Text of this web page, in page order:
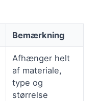
Bemærkning
Afhænger helt
af materiale,
type og
størrelse